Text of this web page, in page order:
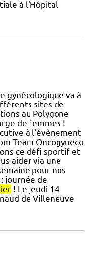
à l'Hôpital
gynécologique va à
sites de
au Polygone
de femmes !
à l'évènement
Team Oncogyneco
ce défi sportif et
aider via une
pour nos
journée de
! Le jeudi 14
de Villeneuve